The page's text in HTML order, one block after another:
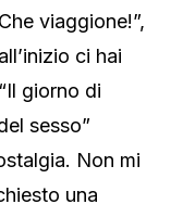
viaggione!”,
ci hai
giorno di
sesso”
Non mi
una